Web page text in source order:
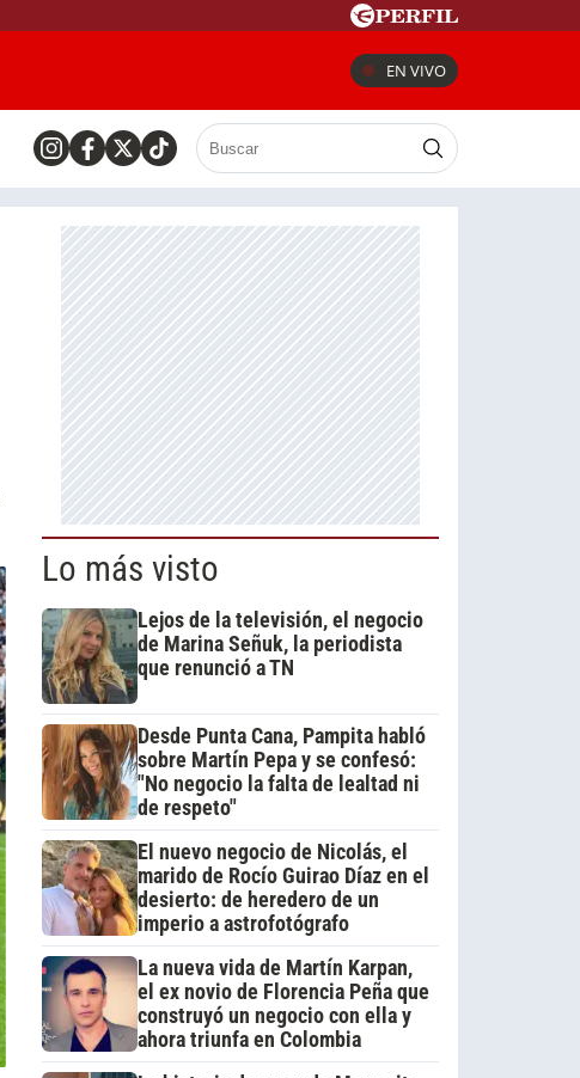
EN VIVO
Lo más visto
Lejos de la televisión, el negocio
de Marina Señuk, la periodista
que renunció a TN
Desde Punta Cana, Pampita habló
sobre Martín Pepa y se confesó:
"No negocio la falta de lealtad ni
de respeto"
El nuevo negocio de Nicolás, el
marido de Rocío Guirao Díaz en el
desierto: de heredero de un
imperio a astrofotógrafo
La nueva vida de Martín Karpan,
el ex novio de Florencia Peña que
construyó un negocio con ella y
ahora triunfa en Colombia